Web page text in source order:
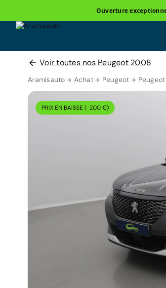
Ouverture
Voir toutes nos Peugeot 2008
Aramisauto Achat Peugeot
PRIX EN BAISSE (-200 €)